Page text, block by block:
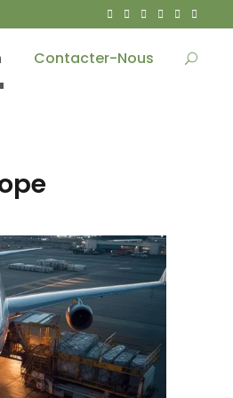
Contacter-Nous